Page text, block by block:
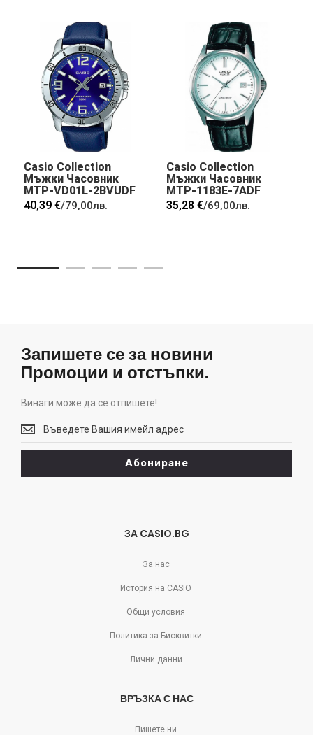
Casio Collection
Мъжки Часовник
MTP-VD01L-2BVUDF
40,39 €/79,00лв.
Casio Collection
Мъжки Часовник
MTP-1183E-7ADF
35,28 €/69,00лв.
Запишете се за новини
Промоции и отстъпки.
Винаги може да се отпишете!
Винаги
може
да
отпишете!
Абониране
ЗА CASIO.BG
За нас
История на CASIO
Общи условия
Политика за Бисквитки
Лични данни
ВРЪЗКА С НАС
Пишете ни